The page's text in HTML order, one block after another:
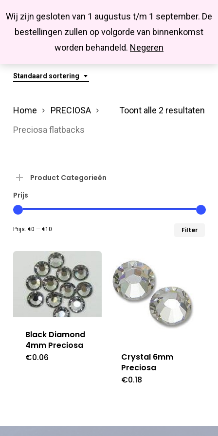
Wij zijn gesloten van 1 augustus t/m 1 september. De
bestellingen zullen op volgorde van binnenkomst
worden behandeld. Negeren
main
Missbluesieraden
searchaccount
Preciosa Flatbacks
Standaard sortering
Toont alle 2 resultaten
Home
PRECIOSA
Preciosa flatbacks
Product Categorieën
Prijs
Filter
Prijs: €0 — €10
Black Diamond
4mm Preciosa
€0.06
Crystal 6mm
Preciosa
€0.18
Close